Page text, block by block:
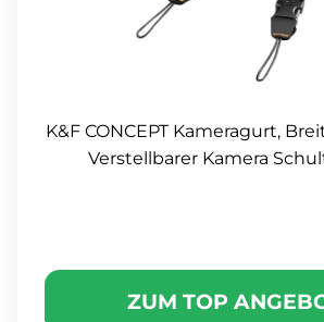
K&F CONCEPT Kameragurt,
Verstellbarer Kamera
ZUM TOP